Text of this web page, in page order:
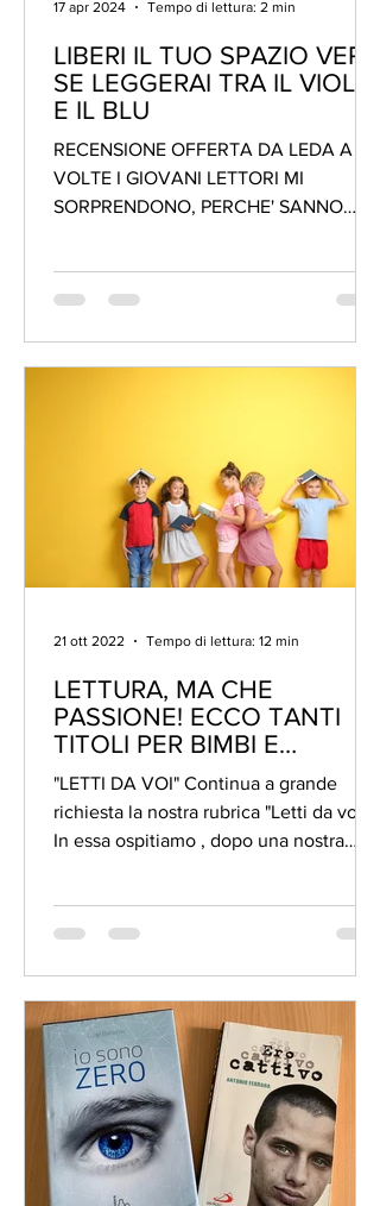
LIBERI IL TUO SPAZIO VERO
SE LEGGERAI TRA IL VIOLA
E IL BLU
RECENSIONE OFFERTA DA LEDA A
VOLTE I GIOVANI LETTORI MI
SORPRENDONO, PERCHE' SANNO
17 apr 2024 Tempo di lettura: 2 min
LETTURA, MA CHE
PASSIONE! ECCO TANTI
TITOLI PER BIMBI E
RAGAZZI
"LETTI DA VOI" Continua a grande
richiesta la nostra rubrica "Letti da voi"!!!
In essa ospitiamo , dopo una nostra
21 ott 2022 Tempo di lettura: 12 min